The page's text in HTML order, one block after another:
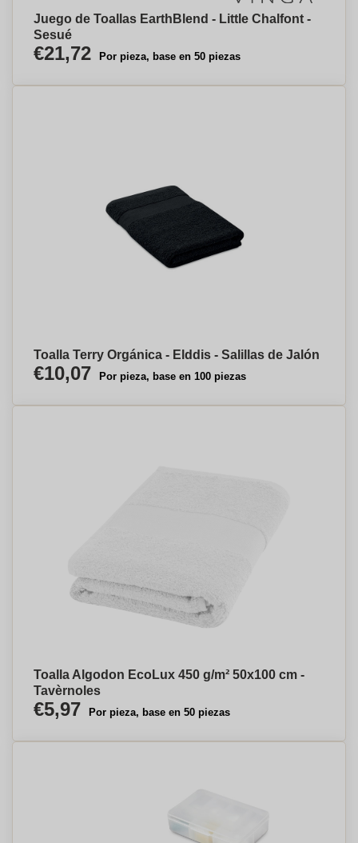
Juego de Toallas EarthBlend - Little Chalfont -
Sesué
€21,72 Por pieza, base en 50 piezas
Toalla Terry Orgánica - Elddis - Salillas de Jalón
€10,07 Por pieza, base en 100 piezas
Toalla Algodon EcoLux 450 g/m² 50x100 cm -
Tavèrnoles
€5,97 Por pieza, base en 50 piezas